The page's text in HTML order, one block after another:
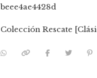
beee4ae4428d
Colección Rescate